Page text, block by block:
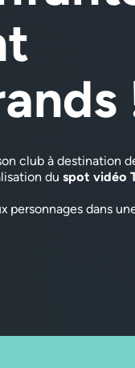
club à destination
du spot vidéo
personnages dans